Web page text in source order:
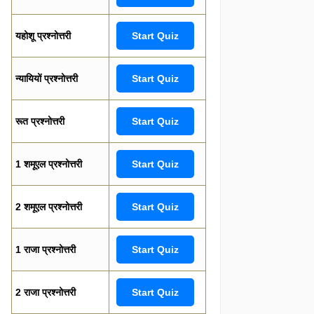
यहोशू प्रश्नोत्तरी Start Quiz
न्यायियों प्रश्नोत्तरी Start Quiz
रूत प्रश्नोत्तरी Start Quiz
1 शमूएल प्रश्नोत्तरी Start Quiz
2 शमूएल प्रश्नोत्तरी Start Quiz
1 राजा प्रश्नोत्तरी Start Quiz
2 राजा प्रश्नोत्तरी Start Quiz